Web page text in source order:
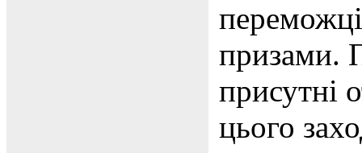
призами.
присутні
цього